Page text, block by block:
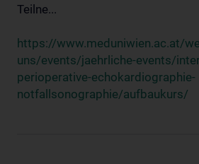
Teilne...
https://www.meduniwien.ac.at/
uns/events/jaehrliche-events/
perioperative-echokardiographie-
notfallsonographie/aufbaukurs/